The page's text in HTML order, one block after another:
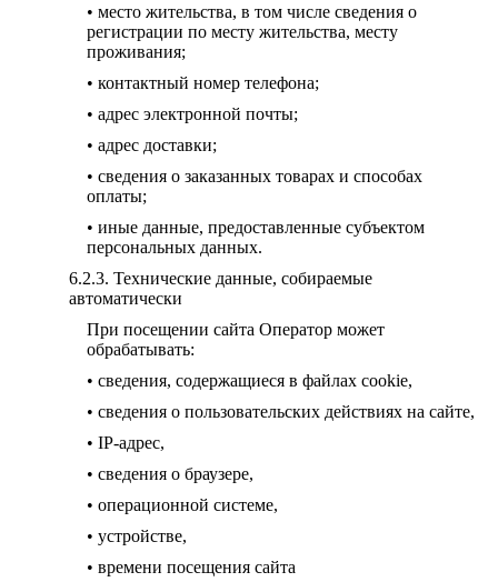
• место жительства, в том числе сведения о
регистрации по месту жительства, месту
проживания;
• контактный номер телефона;
• адрес электронной почты;
• адрес доставки;
• сведения о заказанных товарах и способах
оплаты;
• иные данные, предоставленные субъектом
персональных данных.
Технические данные, собираемые
автоматически
При посещении сайта Оператор может
обрабатывать:
• сведения, содержащиеся в файлах cookie,
• сведения о пользовательских действиях на сайте,
• IP-адрес,
• сведения о браузере,
• операционной системе,
• устройстве,
• времени посещения сайта